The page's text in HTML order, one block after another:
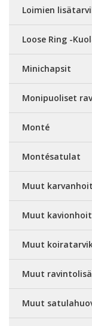
Loimien
Loose Ring -
Minichapsit
Monipuoliset
Monté
Montésatulat
Muut
Muut
Muut
Muut
Muut